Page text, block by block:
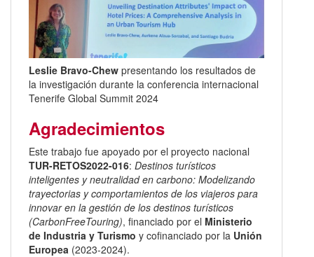
Leslie Bravo-Chew presentando los resultados de
la investigación durante la conferencia internacional
Tenerife Global Summit 2024
Agradecimientos
Este trabajo fue apoyado por el proyecto nacional
TUR-RETOS2022-016: Destinos turísticos
inteligentes y neutralidad en carbono: Modelizando
trayectorias y comportamientos de los viajeros para
innovar en la gestión de los destinos turísticos
(CarbonFreeTouring), financiado por el Ministerio
de Industria y Turismo y cofinanciado por la Unión
Europea (2023-2024).